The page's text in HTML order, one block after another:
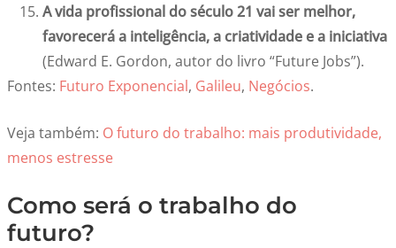
A vida profissional do século 21 vai ser melhor,
favorecerá a inteligência, a criatividade e a iniciativa
(Edward E. Gordon, autor do livro “Future Jobs”).
Fontes: Futuro Exponencial, Galileu, Negócios.
Veja também: O futuro do trabalho: mais produtividade,
menos estresse
Como será o trabalho do
futuro?